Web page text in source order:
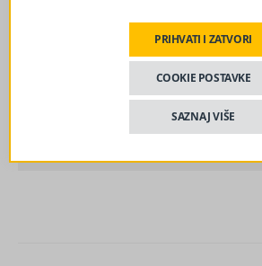
Stiže li nam kiša? Meteorolozi imaju
kakvo će vrijeme biti narednih dana
Novi toplotni val od ponedjeljka:
PRIHVATI I ZATVORI
COOKIE POSTAVKE
SAZNAJ VIŠE